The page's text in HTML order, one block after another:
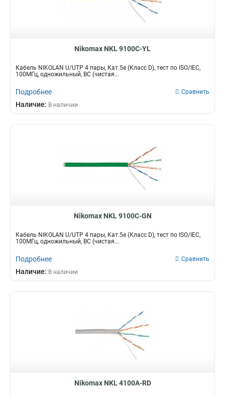
Nikomax NKL 9100C-YL
Кабель NIKOLAN U/UTP 4 пары, Кат.5e (Класс D), тест по ISO/IEC,
100МГц, одножильный, BC (чистая...
Подробнее Сравнить
Наличие: В наличии
Nikomax NKL 9100C-GN
Кабель NIKOLAN U/UTP 4 пары, Кат.5e (Класс D), тест по ISO/IEC,
100МГц, одножильный, BC (чистая...
Подробнее Сравнить
Наличие: В наличии
Nikomax NKL 4100A-RD